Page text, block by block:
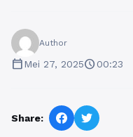
Author
calendar_todayMei 27, 2025schedule00:23
Share: